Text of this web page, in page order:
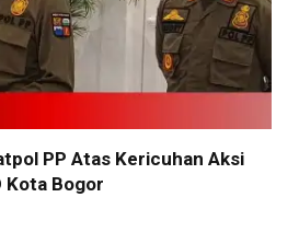
PP Atas Kericuhan Aksi
Kota Bogor